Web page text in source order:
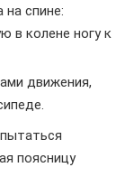
спине:
в колене ногу к
движения,
поясницу